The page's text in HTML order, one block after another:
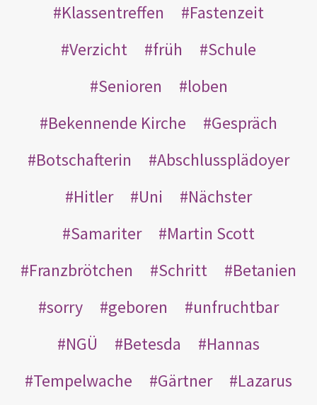
Klassentreffen
Fastenzeit
Verzicht
früh
Schule
Senioren
loben
Bekennende Kirche
Gespräch
Botschafterin
Abschlussplädoyer
Hitler
Uni
Nächster
Samariter
Martin Scott
Franzbrötchen
Schritt
Betanien
sorry
geboren
unfruchtbar
NGÜ
Betesda
Hannas
Tempelwache
Gärtner
Lazarus